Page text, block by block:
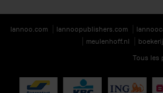
lannoo.com lannoopublishers.com
meulenhoff.nl
Tous les